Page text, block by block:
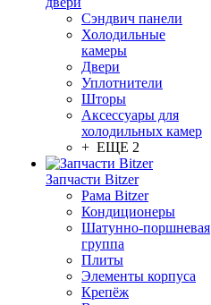
Сэндвич панели
Холодильные
камеры
Двери
Уплотнители
Шторы
Аксессуары для
холодильных камер
+ ЕЩЕ 2
Запчасти Bitzer
Рама Bitzer
Кондиционеры
Шатунно-поршневая
группа
Плиты
Элементы корпуса
Крепёж